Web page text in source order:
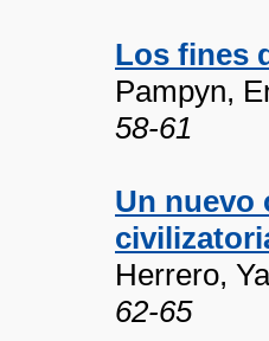
Los fines
Pampyn,
58-61
Un nuevo
Herrero,
62-65